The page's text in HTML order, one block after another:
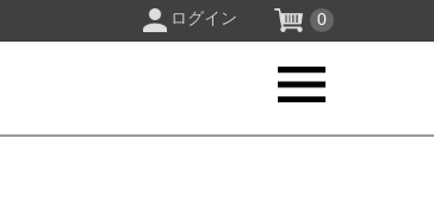
ログイン 0